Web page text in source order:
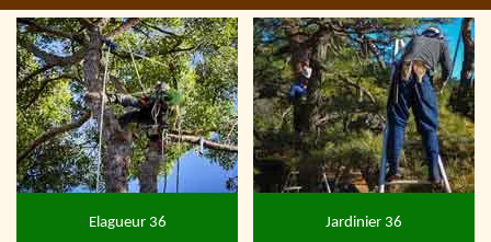
Elagueur 36 Jardinier 36